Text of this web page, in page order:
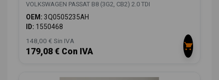
VOLKSWAGEN PASSAT B8 (3G2, CB2) 2.0 TDI
OEM: 3Q0505235AH
ID: 1550468
148,00 € Sin IVA
179,08 € Con IVA